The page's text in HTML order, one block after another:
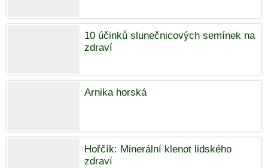
10 účinků slunečnicových semínek na
zdraví
Arnika horská
Hořčík: Minerální klenot lidského
zdraví